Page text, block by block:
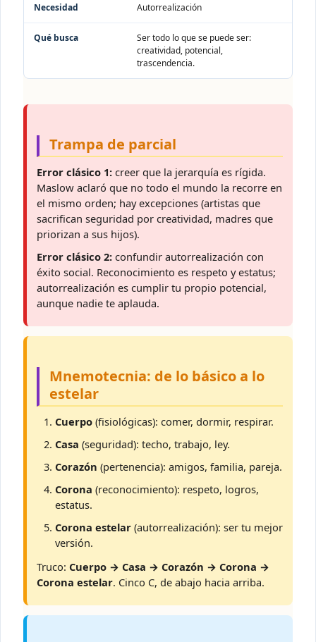
Autorrealización
Ser todo lo que se puede ser:
creatividad, potencial,
trascendencia.
Trampa de parcial
Error clásico 1: creer que la jerarquía es rígida.
Maslow aclaró que no todo el mundo la recorre en
el mismo orden; hay excepciones (artistas que
sacrifican seguridad por creatividad, madres que
priorizan a sus hijos).
Error clásico 2: confundir autorrealización con
éxito social. Reconocimiento es respeto y estatus;
autorrealización es cumplir tu propio potencial,
aunque nadie te aplauda.
Mnemotecnia: de lo básico a lo
estelar
Cuerpo (fisiológicas): comer, dormir, respirar.
Casa (seguridad): techo, trabajo, ley.
Corazón (pertenencia): amigos, familia, pareja.
Corona (reconocimiento): respeto, logros,
estatus.
Corona estelar (autorrealización): ser tu mejor
versión.
Truco: Cuerpo → Casa → Corazón → Corona →
Corona estelar. Cinco C, de abajo hacia arriba.